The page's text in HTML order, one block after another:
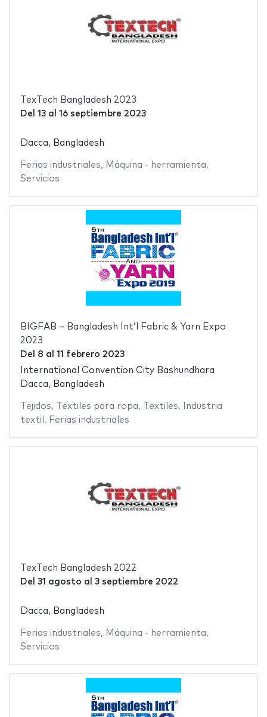
TexTech Bangladesh 2023
Del 13al 16 septiembre 2023
Dacca, Bangladesh
Ferias industriales, Máquina - herramienta,
Servicios
BIGFAB – Bangladesh Int’l Fabric & Yarn Expo
2023
Del 8 al 11 febrero 2023
International Convention City Bashundhara
Dacca, Bangladesh
Tejidos, Textiles para ropa, Textiles,
Industria
textil , Ferias industriales
TexTech Bangladesh 2022
Del 31 agosto al 3 septiembre 2022
Dacca, Bangladesh
Ferias industriales, Máquina - herramienta,
Servicios